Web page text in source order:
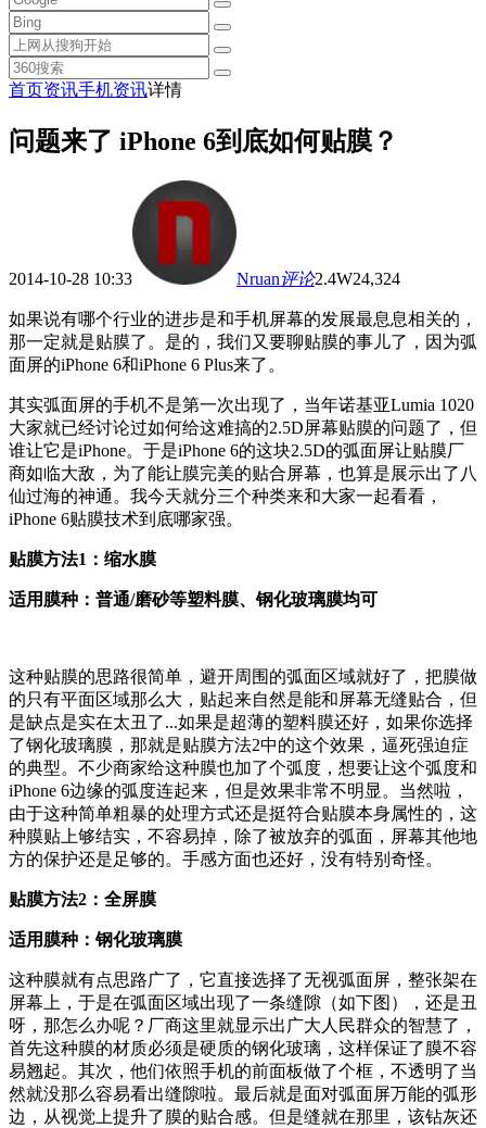
首页资讯手机资讯详情
问题来了 iPhone 6到底如何贴膜？
2014-10-28 10:33 Nruan评论2.4W24,324
如果说有哪个行业的进步是和手机屏幕的发展最息息相关的，
那一定就是贴膜了。是的，我们又要聊贴膜的事儿了，因为弧
面屏的iPhone 6和iPhone 6 Plus来了。
其实弧面屏的手机不是第一次出现了，当年诺基亚Lumia 1020
大家就已经讨论过如何给这难搞的2.5D屏幕贴膜的问题了，但
谁让它是iPhone。于是iPhone 6的这块2.5D的弧面屏让贴膜厂
商如临大敌，为了能让膜完美的贴合屏幕，也算是展示出了八
仙过海的神通。我今天就分三个种类来和大家一起看看，
iPhone 6贴膜技术到底哪家强。
贴膜方法1：缩水膜
适用膜种：普通/磨砂等塑料膜、钢化玻璃膜均可
这种贴膜的思路很简单，避开周围的弧面区域就好了，把膜做
的只有平面区域那么大，贴起来自然是能和屏幕无缝贴合，但
是缺点是实在太丑了...如果是超薄的塑料膜还好，如果你选择
了钢化玻璃膜，那就是贴膜方法2中的这个效果，逼死强迫症
的典型。不少商家给这种膜也加了个弧度，想要让这个弧度和
iPhone 6边缘的弧度连起来，但是效果非常不明显。当然啦，
由于这种简单粗暴的处理方式还是挺符合贴膜本身属性的，这
种膜贴上够结实，不容易掉，除了被放弃的弧面，屏幕其他地
方的保护还是足够的。手感方面也还好，没有特别奇怪。
贴膜方法2：全屏膜
适用膜种：钢化玻璃膜
这种膜就有点思路广了，它直接选择了无视弧面屏，整张架在
屏幕上，于是在弧面区域出现了一条缝隙（如下图），还是丑
呀，那怎么办呢？厂商这里就显示出广大人民群众的智慧了，
首先这种膜的材质必须是硬质的钢化玻璃，这样保证了膜不容
易翘起。其次，他们依照手机的前面板做了个框，不透明了当
然就没那么容易看出缝隙啦。最后就是面对弧面屏万能的弧形
边，从视觉上提升了膜的贴合感。但是缝就在那里，该钻灰还